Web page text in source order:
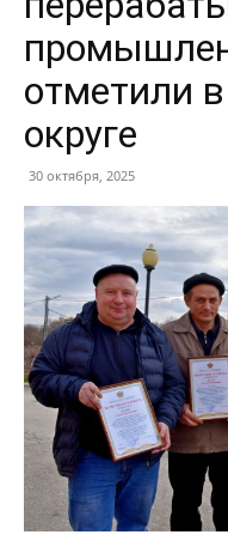
отметили
округе
30 октября, 2025